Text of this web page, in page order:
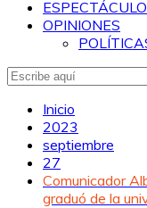
OPINIONES
Inicio
2023
septiembre
27
Comunicador
graduó de la